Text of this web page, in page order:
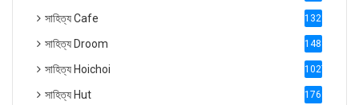
সাহিত্য Cafe 1321
সাহিত্য Droom 1488
সাহিত্য Hoichoi 1027
সাহিত্য Hut 1769